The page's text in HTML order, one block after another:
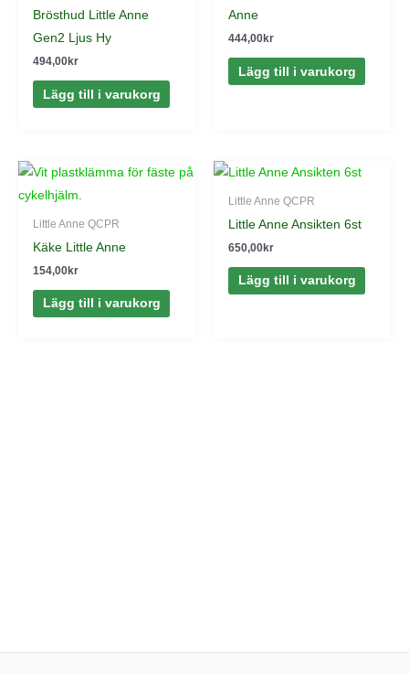
Brösthud Little Anne
Gen2 Ljus Hy
494,00kr
Lägg till i varukorg
Anne
444,00kr
Lägg till i varukorg
Little Anne QCPR
Käke Little Anne
154,00kr
Lägg till i varukorg
Little Anne QCPR
Little Anne Ansikten 6st
650,00kr
Lägg till i varukorg